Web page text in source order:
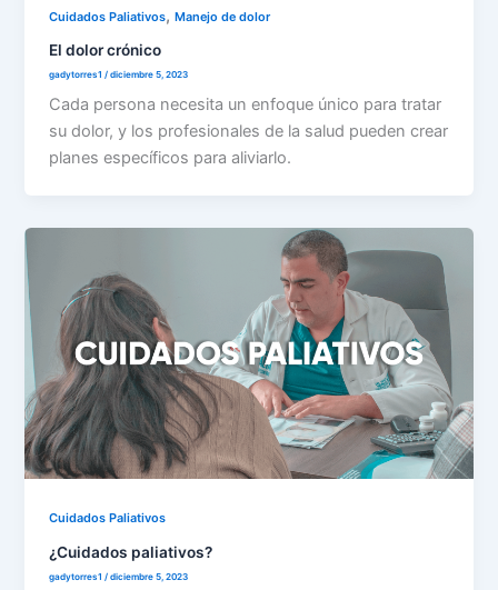
Cuidados Paliativos,Manejo de dolor
El dolor crónico
gadytorres1/diciembre 5, 2023
Cada persona necesita un enfoque único para tratar
su dolor, y los profesionales de la salud pueden crear
planes específicos para aliviarlo.
Cuidados Paliativos
¿Cuidados paliativos?
gadytorres1/diciembre 5, 2023